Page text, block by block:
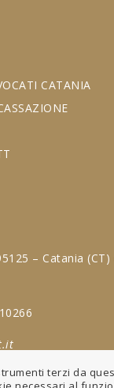
CATANIA
– Catania
terzi da